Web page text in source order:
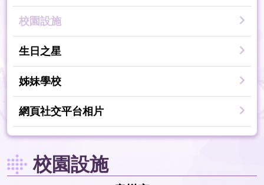
校園設施
生日之星
姊妹學校
網頁社交平台相片
校園設施